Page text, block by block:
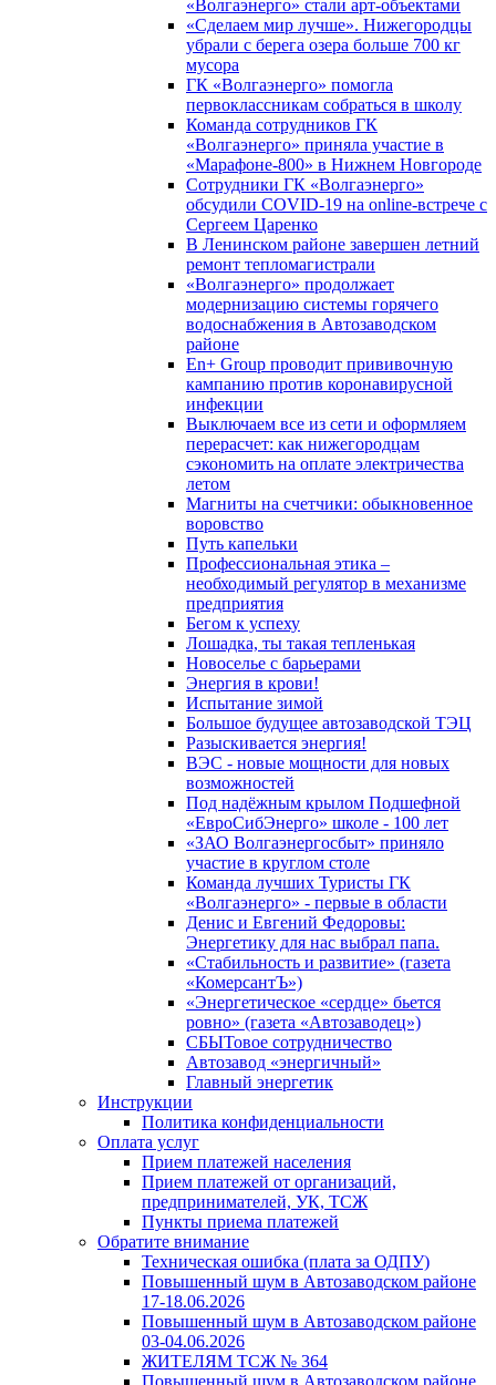
«Волгаэнерго» стали арт-объектами
«Сделаем мир лучше». Нижегородцы
убрали с берега озера больше 700 кг
мусора
ГК «Волгаэнерго» помогла
первоклассникам собраться в школу
Команда сотрудников ГК
«Волгаэнерго» приняла участие в
«Марафоне-800» в Нижнем Новгороде
Сотрудники ГК «Волгаэнерго»
обсудили COVID-19 на online-встрече с
Сергеем Царенко
В Ленинском районе завершен летний
ремонт тепломагистрали
«Волгаэнерго» продолжает
модернизацию системы горячего
водоснабжения в Автозаводском
районе
En+ Group проводит прививочную
кампанию против коронавирусной
инфекции
Выключаем все из сети и оформляем
перерасчет: как нижегородцам
сэкономить на оплате электричества
летом
Магниты на счетчики: обыкновенное
воровство
Путь капельки
Профессиональная этика –
необходимый регулятор в механизме
предприятия
Бегом к успеху
Лошадка, ты такая тепленькая
Новоселье с барьерами
Энергия в крови!
Испытание зимой
Большое будущее автозаводской ТЭЦ
Разыскивается энергия!
ВЭС - новые мощности для новых
возможностей
Под надёжным крылом Подшефной
«ЕвроСибЭнерго» школе - 100 лет
«ЗАО Волгаэнергосбыт» приняло
участие в круглом столе
Команда лучших Туристы ГК
«Волгаэнерго» - первые в области
Денис и Евгений Федоровы:
Энергетику для нас выбрал папа.
«Стабильность и развитие» (газета
«КомерсантЪ»)
«Энергетическое «сердце» бьется
ровно» (газета «Автозаводец»)
СБЫТовое сотрудничество
Автозавод «энергичный»
Главный энергетик
Инструкции
Политика конфиденциальности
Оплата услуг
Прием платежей населения
Прием платежей от организаций,
предпринимателей, УК, ТСЖ
Пункты приема платежей
Обратите внимание
Техническая ошибка (плата за ОДПУ)
Повышенный шум в Автозаводском районе
17-18.06.2026
Повышенный шум в Автозаводском районе
03-04.06.2026
ЖИТЕЛЯМ ТСЖ № 364